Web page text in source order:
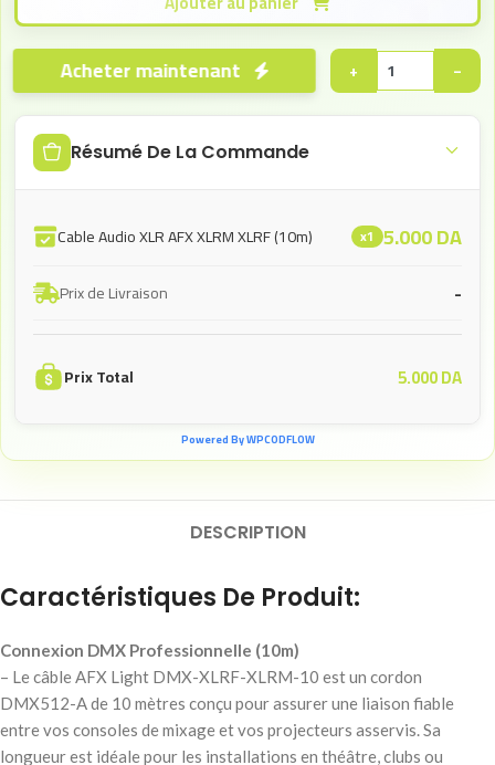
−
+
Acheter maintenant
Résumé De La Commande
Cable Audio XLR AFX XLRM XLRF (10m) x1 5.000DA
Prix de Livraison -
Prix Total 5.000DA
Powered By WPCODFLOW
DESCRIPTION
Caractéristiques De Produit:
Connexion DMX Professionnelle (10m)
– Le câble AFX Light DMX-XLRF-XLRM-10 est un cordon
DMX512-A de 10 mètres conçu pour assurer une liaison fiable
entre vos consoles de mixage et vos projecteurs asservis. Sa
longueur est idéale pour les installations en théâtre, clubs ou